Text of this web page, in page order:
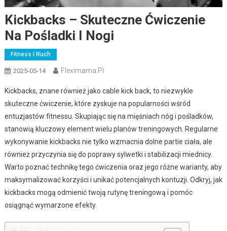
Kickbacks – Skuteczne Ćwiczenie
Na Pośladki I Nogi
Fitness I Ruch
2025-05-14 Fleximama.pl
Kickbacks, znane również jako cable kick back, to niezwykle
skuteczne ćwiczenie, które zyskuje na popularności wśród
entuzjastów fitnessu. Skupiając się na mięśniach nóg i pośladków,
stanowią kluczowy element wielu planów treningowych. Regularne
wykonywanie kickbacks nie tylko wzmacnia dolne partie ciała, ale
również przyczynia się do poprawy sylwetki i stabilizacji miednicy.
Warto poznać technikę tego ćwiczenia oraz jego różne warianty, aby
maksymalizować korzyści i unikać potencjalnych kontuzji. Odkryj, jak
kickbacks mogą odmienić twoją rutynę treningową i pomóc
osiągnąć wymarzone efekty.